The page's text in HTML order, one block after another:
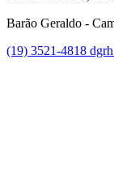
Barão Geraldo -
(19) 3521-4818